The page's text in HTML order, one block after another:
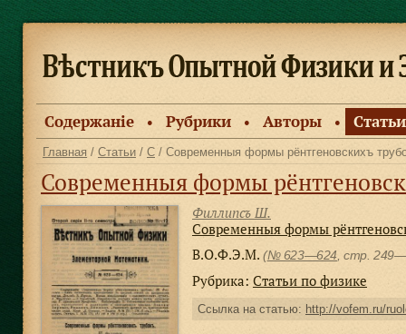
Содержанiе ● Рубрики ● Авторы ● Статьи
Главная / Статьи / С / Современныя формы рёнтгеновскихъ
Современныя формы
Филлипсъ Ш.
Современныя формы
В.О.Ф.Э.М. (№ 623—624 , стр.
Рубрика: Статьи по физике
Ссылка на статью: http://vofem.ru/